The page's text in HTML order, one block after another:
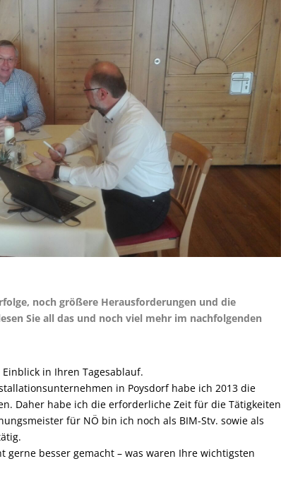
noch größere Herausforderungen und die
Sie all das und noch viel mehr im nachfolgenden
in Ihren Tagesablauf.
in Poysdorf habe ich 2013 die
Daher habe ich die erforderliche Zeit für die Tätigkeiten
für NÖ bin ich noch als BIM-Stv. sowie als
gerne besser gemacht – was waren Ihre wichtigsten